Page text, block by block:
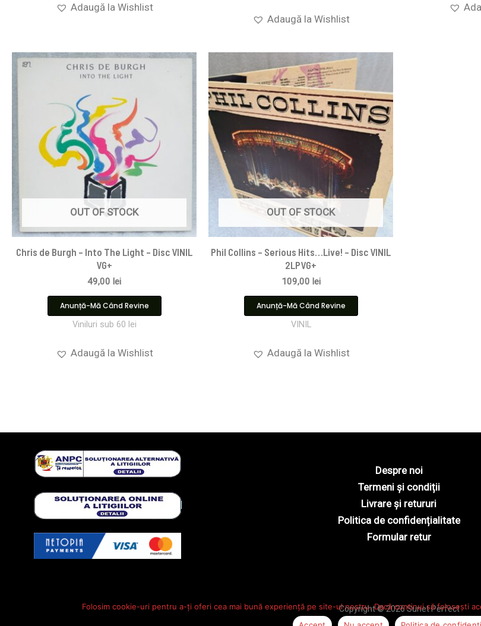
Adaugă la Wishlist
Adaugă la Wishlist
OUT OF STOCK
Chris de Burgh – Into The Light – Disc VINIL
VG+
49,00 lei
Anunță-Mă Când Revine
Viniluri sub 60 lei
Adaugă la Wishlist
OUT OF STOCK
Phil Collins – Serious Hits…Live! – Disc VINIL
2LPVG+
109,00 lei
Anunță-Mă Când Revine
VINIL
Adaugă la Wishlist
Despre noi
Termeni și condiții
Livrare și retururi
Politica de confidențialitate
Formular retur
Copyright © 2026 Sunet Perfect
Folosim cookie-uri pentru a-ți oferi cea mai bună experiență pe site-ul nostru. Dacă continui să folosești